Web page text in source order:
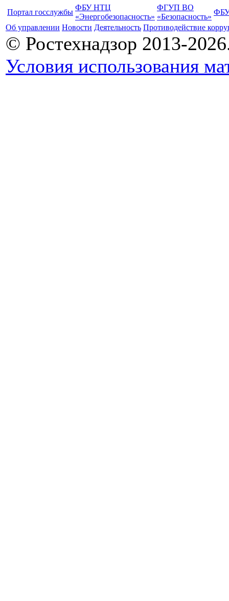
Портал госслужбы
ФБУ НТЦ
«Энергобезопасность»
ФГУП ВО
«Безопасность»
Об управлении Новости Деятельность Противодействие
© Ростехнадзор 2013-
Условия использования